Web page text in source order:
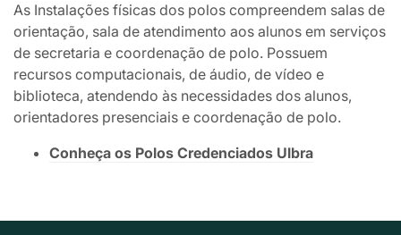
As Instalações físicas dos polos compreendem salas de
orientação, sala de atendimento aos alunos em serviços
de secretaria e coordenação de polo. Possuem
recursos computacionais, de áudio, de vídeo e
biblioteca, atendendo às necessidades dos alunos,
orientadores presenciais e coordenação de polo.
Conheça os Polos Credenciados Ulbra